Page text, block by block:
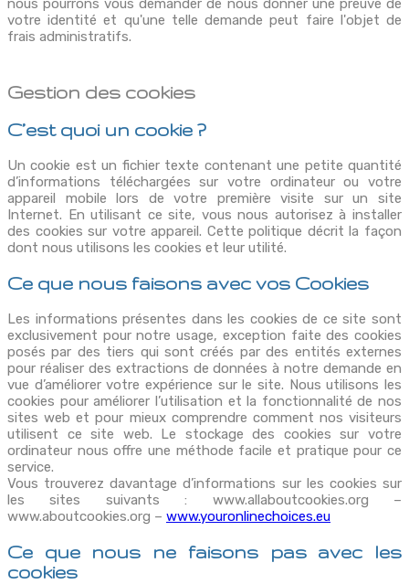
nous pourrons vous demander de nous donner une preuve de
votre identité et qu'une telle demande peut faire l'objet de
frais administratifs.
Gestion des cookies
C’est quoi un cookie ?
Un cookie est un fichier texte contenant une petite quantité
d’informations téléchargées sur votre ordinateur ou votre
appareil mobile lors de votre première visite sur un site
Internet. En utilisant ce site, vous nous autorisez à installer
des cookies sur votre appareil. Cette politique décrit la façon
dont nous utilisons les cookies et leur utilité.
Ce que nous faisons avec vos Cookies
Les informations présentes dans les cookies de ce site sont
exclusivement pour notre usage, exception faite des cookies
posés par des tiers qui sont créés par des entités externes
pour réaliser des extractions de données à notre demande en
vue d’améliorer votre expérience sur le site. Nous utilisons les
cookies pour améliorer l’utilisation et la fonctionnalité de nos
sites web et pour mieux comprendre comment nos visiteurs
utilisent ce site web. Le stockage des cookies sur votre
ordinateur nous offre une méthode facile et pratique pour ce
service.
Vous trouverez davantage d’informations sur les cookies sur
les sites suivants : www.allaboutcookies.org –
www.aboutcookies.org – www.youronlinechoices.eu
Ce que nous ne faisons pas avec les
cookies